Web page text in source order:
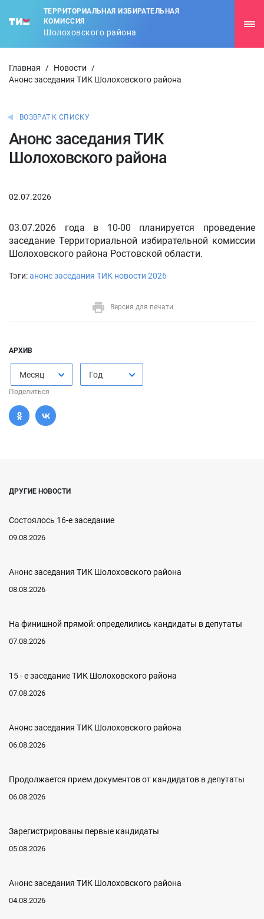
ТЕРРИТОРИАЛЬНАЯ ИЗБИРАТЕЛЬНАЯ
КОМИССИЯ
Шолоховского района
Главная / Новости
/
Анонс заседания ТИК Шолоховского района
ВОЗВРАТ К СПИСКУ
Анонс заседания ТИК
Шолоховского района
02.07.2026
03.07.2026 года в 10-00 планируется проведение
заседание Территориальной избирательной комиссии
Шолоховского района Ростовской области.
Тэги:анонс заседания ТИК новости 2026
Версия для печати
АРХИВ
Месяц Год
Поделиться
ДРУГИЕ НОВОСТИ
Состоялось 16-е заседание
09.08.2026
Анонс заседания ТИК Шолоховского района
08.08.2026
На финишной прямой: определились кандидаты в депутаты
07.08.2026
15 - е заседание ТИК Шолоховского района
07.08.2026
Анонс заседания ТИК Шолоховского района
06.08.2026
Продолжается прием документов от кандидатов в депутаты
06.08.2026
Зарегистрированы первые кандидаты
05.08.2026
Анонс заседания ТИК Шолоховского района
04.08.2026